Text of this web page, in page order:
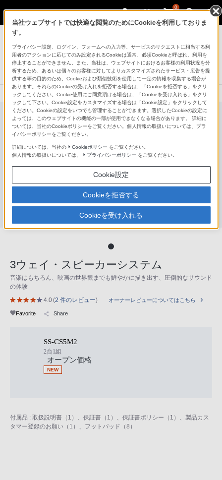
0
コンポーネントオーディオ
3ウェイ・スピーカーシステム
SS-CS5M2
NEW 新発売
3ウェイ・スピーカーシステム
音楽はもちろん、映画の世界観までも鮮やかに描き出す、圧倒的なサウンド
の体験
4.0(2 件のレビュー) オーナーレビューについてはこちら
Favorite Share
SS-CS5M2
2台1組
オープン価格
NEW
付属品 : 取扱説明書（1）、保証書（1）、保証書ポリシー（1）、製品カス
タマー登録のお願い（1）、フットパッド（8）
当社ウェブサイトでは快適な閲覧のためにCookieを利用しておりま
す。
プライバシー設定、ログイン、フォームへの入力等、サービスのリクエストに相当する利
用者のアクションに応じてのみ設定されるCookieは通常、必須Cookieと呼ばれ、利用を
停止することができません。また、当社は、ウェブサイトにおけるお客様の利用状況を分
析するため、あるいは個々のお客様に対してよりカスタマイズされたサービス・広告を提
供する等の目的のため、Cookieおよび類似技術を使用して一定の情報を収集する場合が
あります。それらのCookieの受け入れを拒否する場合は、「Cookieを拒否する」をクリ
ックしてください。Cookie使用にご同意頂ける場合は、「Cookieを受け入れる」をクリ
ックして下さい。Cookie設定をカスタマイズする場合は「Cookie設定」をクリックして
ください。Cookieの設定をいつでも管理することができます。選択したCookieの設定に
よっては、このウェブサイトの機能の一部が使用できなくなる場合があります。 詳細に
ついては、当社のCookieポリシーをご覧ください。個人情報の取扱いについては、プラ
イバシーポリシーをご覧ください。
詳細については、当社の Cookieポリシー をご覧ください。
個人情報の取扱いについては、
プライバシーポリシー をご覧ください。
Cookie設定
Cookieを拒否する
Cookieを受け入れる